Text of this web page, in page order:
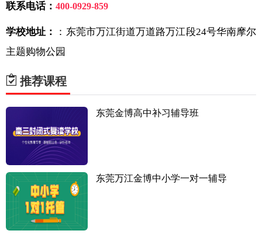
联系电话： 400-0929-859
学校地址：
：东莞市万江街道万道路万江段24号华南摩尔
主题购物公园
推荐课程
东莞金博高中补习辅导班
东莞万江金博中小学一对一辅导